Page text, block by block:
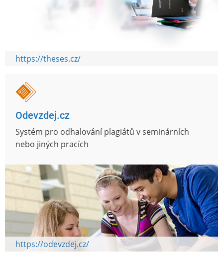
https://theses.cz/
Odevzdej.cz
Systém pro odhalování plagiátů v seminárních
nebo jiných pracích
https://odevzdej.cz/